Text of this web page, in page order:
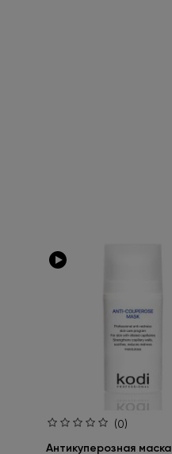
(0)
Антикуперозная маска